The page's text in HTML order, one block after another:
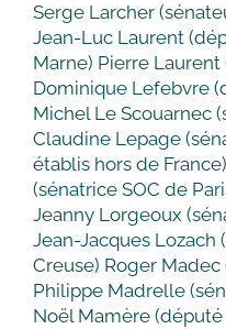
Serge Larcher
Jean-Luc Laurent
Marne) Pierre Laurent
Dominique Lefebvre
Michel Le Scouarnec
Claudine Lepage
établis hors de
(sénatrice SOC de
Jeanny Lorgeoux
Jean-Jacques Lozach
Creuse) Roger Madec
Philippe Madrelle
Noël Mamère